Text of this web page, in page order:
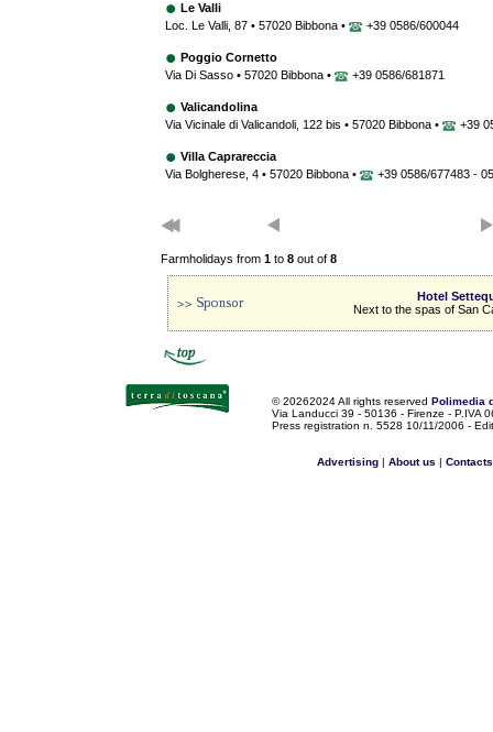
Le Valli
Loc. Le Valli, 87 • 57020 Bibbona •
+39 0586/600044
Poggio Cornetto
Via Di Sasso • 57020 Bibbona •
+39 0586/681871
Valicandolina
Via Vicinale di Valicandoli, 122 bis • 57020 Bibbona •
+39
Villa Caprareccia
Via Bolgherese, 4 • 57020 Bibbona •
+39 0586/677483 -
Farmholidays from 1to 8out of 8
Hotel
Next to the spas of San
©20262024 All rights reserved Polimedia
Via Landucci 39 - 50136 - Firenze - P.IVA
Press registration n. 5528 10/11/2006 -
Advertising| About us | Contacts